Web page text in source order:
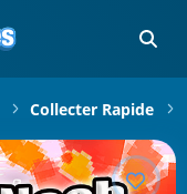
Collecter Rapide